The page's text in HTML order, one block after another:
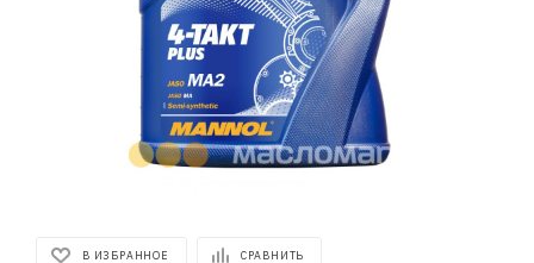
В ИЗБРАННОЕ СРАВНИТЬ